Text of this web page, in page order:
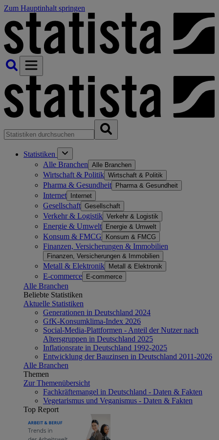
Zum Hauptinhalt springen
Statistiken
Alle Branchen Alle Branchen
Wirtschaft & Politik Wirtschaft & Politik
Pharma & Gesundheit Pharma & Gesundheit
Internet Internet
Gesellschaft Gesellschaft
Verkehr & Logistik Verkehr & Logistik
Energie & Umwelt Energie & Umwelt
Konsum & FMCG Konsum & FMCG
Finanzen, Versicherungen & Immobilien
Finanzen, Versicherungen & Immobilien
Metall & Elektronik Metall & Elektronik
E-commerce E-commerce
Alle Branchen
Beliebte Statistiken
Aktuelle Statistiken
Generationen in Deutschland 2024
GfK-Konsumklima-Index 2026
Social-Media-Plattformen - Anteil der Nutzer nach
Altersgruppen in Deutschland 2025
Inflationsrate in Deutschland 1992-2025
Entwicklung der Bauzinsen in Deutschland 2011-2026
Alle Branchen
Themen
Zur Themenübersicht
Fachkräftemangel in Deutschland - Daten & Fakten
Vegetarismus und Veganismus - Daten & Fakten
Top Report